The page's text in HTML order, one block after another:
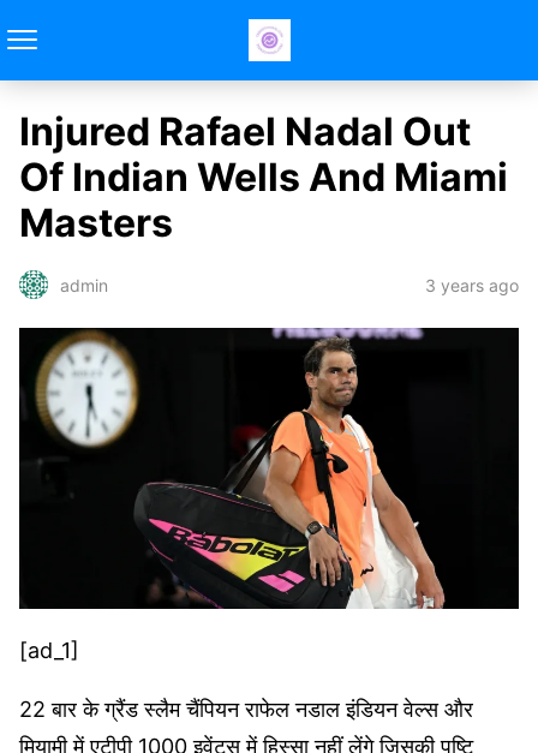
Injured Rafael Nadal Out
Of Indian Wells And Miami
Masters
admin 3 years ago
[ad_1]
22 बार के ग्रैंड स्लैम चैंपियन राफेल नडाल इंडियन वेल्स और
मियामी में एटीपी 1000 इवेंट्स में हिस्सा नहीं लेंगे जिसकी पुष्टि